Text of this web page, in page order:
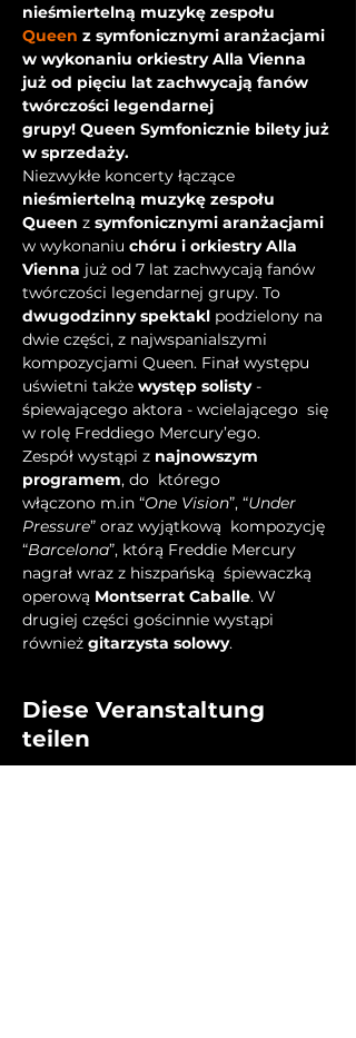
nieśmiertelną muzykę zespołu
Queen z symfonicznymi aranżacjami
w wykonaniu orkiestry Alla Vienna
już od pięciu lat zachwycają fanów
twórczości legendarnej
grupy! Queen Symfonicznie bilety już
w sprzedaży.
Niezwykłe koncerty łączące
nieśmiertelną muzykę zespołu
Queen z symfonicznymi aranżacjami
w wykonaniu chóru i orkiestry Alla
Vienna już od 7 lat zachwycają fanów
twórczości legendarnej grupy. To
dwugodzinny spektakl podzielony na
dwie części, z najwspanialszymi
kompozycjami Queen. Finał występu
uświetni także występ solisty -
śpiewającego aktora - wcielającego  się
w rolę Freddiego Mercury’ego.
Zespół wystąpi z najnowszym
programem, do  którego
włączono m.in “One Vision”, “Under
Pressure” oraz wyjątkową  kompozycję
“Barcelona”, którą Freddie Mercury
nagrał wraz z hiszpańską  śpiewaczką
operową Montserrat Caballe. W
drugiej części gościnnie wystąpi
również gitarzysta solowy.
Diese Veranstaltung
teilen